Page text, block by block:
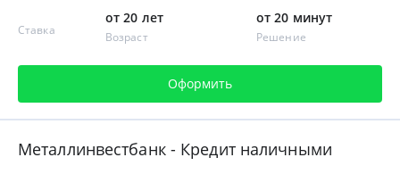
Ставка
от 20 лет
Возраст
от 20 минут
Решение
Оформить
Металлинвестбанк - Кредит наличными